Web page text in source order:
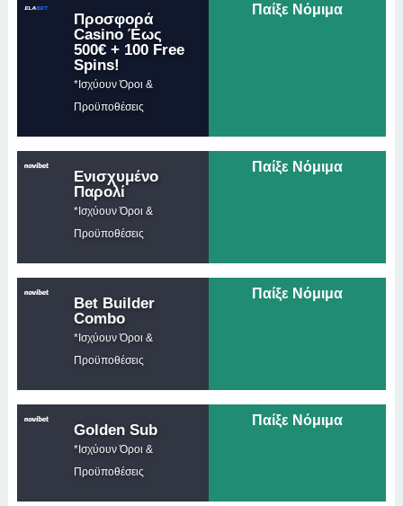
Προσφορά
Casino Έως
500€ + 100 Free
Spins!
*Ισχύουν Όροι &
Προϋποθέσεις
Παίξε Νόμιμα
Ενισχυμένο
Παρολί
*Ισχύουν Όροι &
Προϋποθέσεις
Παίξε Νόμιμα
Bet Builder
Combo
*Ισχύουν Όροι &
Προϋποθέσεις
Παίξε Νόμιμα
Golden Sub
*Ισχύουν Όροι &
Προϋποθέσεις
Παίξε Νόμιμα